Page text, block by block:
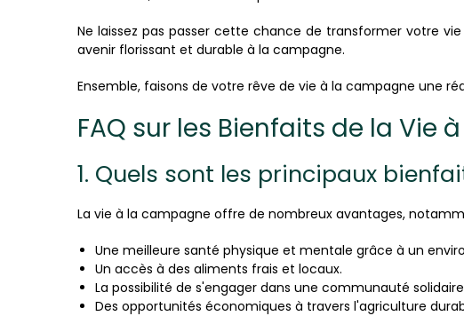
Ne laissez pas passer cette chance de transformer votre
avenir florissant et durable à la campagne.
Ensemble, faisons de votre rêve de vie à la campagne une
FAQ sur les Bienfaits de la Vie
1. Quels sont les principaux
La vie à la campagne offre de nombreux avantages,
Une meilleure santé physique et mentale grâce à un
Un accès à des aliments frais et locaux.
La possibilité de s'engager dans une communauté
Des opportunités économiques à travers l'agriculture